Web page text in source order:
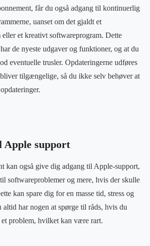
får du også adgang til kontinuerlig
uanset om det gjaldt et
eller et kreativt softwareprogram. Dette
de nyeste udgaver og funktioner, og at du
eventuelle trusler. Opdateringerne udføres
tilgængelige, så du ikke selv behøver at
Apple support
kan også give dig adgang til Apple-support,
softwareproblemer og mere, hvis der skulle
kan spare dig for en masse tid, stress og
altid har nogen at spørge til råds, hvis du
problem, hvilket kan være rart.